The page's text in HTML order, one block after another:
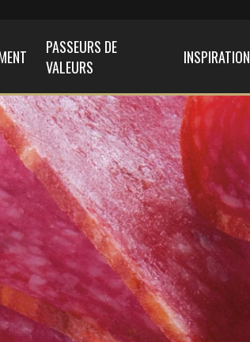
PASSEURS DE
VALEURS
INSPIRATION